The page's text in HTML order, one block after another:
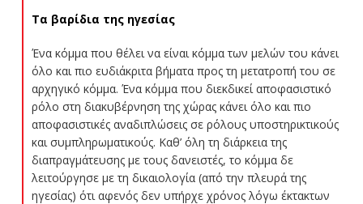
Τα βαρίδια της ηγεσίας
Ένα κόμμα που θέλει να είναι κόμμα των μελών του κάνει
όλο και πιο ευδιάκριτα βήματα προς τη μετατροπή του σε
αρχηγικό κόμμα. Ένα κόμμα που διεκδικεί αποφασιστικό
ρόλο στη διακυβέρνηση της χώρας κάνει όλο και πιο
αποφασιστικές αναδιπλώσεις σε ρόλους υποστηρικτικούς
και συμπληρωματικούς. Καθ’ όλη τη διάρκεια της
διαπραγμάτευσης με τους δανειστές, το κόμμα δε
λειτούργησε με τη δικαιολογία (από την πλευρά της
ηγεσίας) ότι αφενός δεν υπήρχε χρόνος λόγω έκτακτων